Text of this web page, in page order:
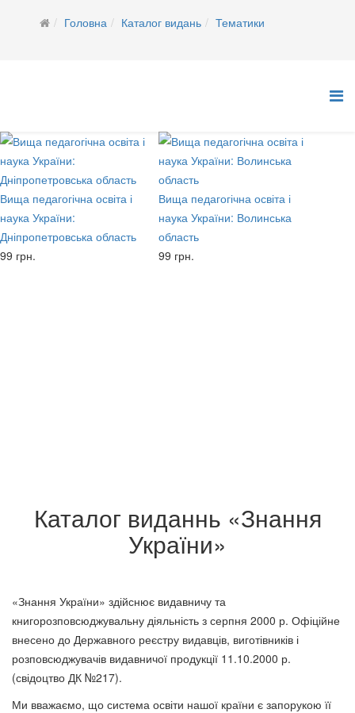
Головна Каталог видань Тематики
Вища педагогічна освіта і
наука України:
Дніпропетровська область
99 грн.
Вища педагогічна освіта і
наука України: Волинська
область
99 грн.
наука України: історія,
сьогодення та перспективи
розвитку - Харківська область
наука України: історія,
сьогодення та перспективи
розвитку - АР Крим
Каталог виданнь «Знання
України»
«Знання України» здійснює видавничу та
книгорозповсюджувальну діяльність з серпня 2000 р. Офіційне
внесено до Державного реєстру видавців, виготівників і
розповсюджувачів видавничої продукції 11.10.2000 р.
(свідоцтво ДК №217).
Ми вважаємо, що система освіти нашої країни є запорукою її